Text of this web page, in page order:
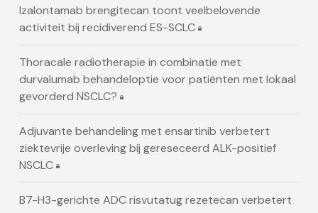
Izalontamab brengitecan toont veelbelovende
activiteit bij recidiverend ES-SCLC
Thoracale radiotherapie in combinatie met
durvalumab behandeloptie voor patiënten met lokaal
gevorderd NSCLC?
Adjuvante behandeling met ensartinib verbetert
ziektevrije overleving bij gereseceerd ALK-positief
NSCLC
B7-H3-gerichte ADC risvutatug rezetecan verbetert